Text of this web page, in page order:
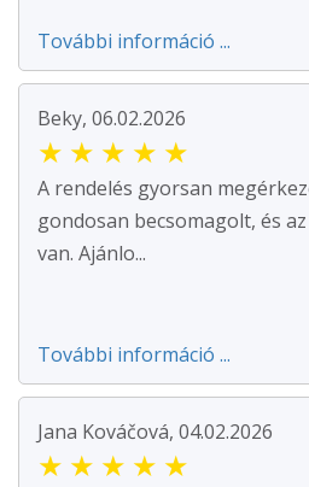
További információ ...
Beky, 06.02.2026
★ ★ ★ ★ ★
A rendelés gyorsan
gondosan becsomagolt, és
van. Ajánlo...
További információ ...
Jana Kováčová, 04.02.2026
★ ★ ★ ★ ★